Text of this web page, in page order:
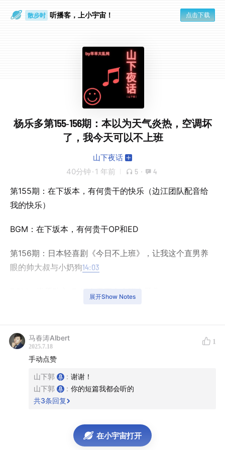
散步时 听播客，上小宇宙！ 点击下载
杨乐多第155-156期：本以为天气炎热，空调坏
了，我今天可以不上班
山下夜话
40分钟 · 1 年前 5 · 4
第155期：在下坂本，有何贵干的快乐（边江团队配音给
我的快乐）
BGM：在下坂本，有何贵干OP和ED
第156期：日本轻喜剧《今日不上班》，让我这个直男养
眼的帅大叔与小奶狗14:03
BGM：槇原敬之-Fall(今天不去上班主题曲）
展开Show Notes
马春涛Albert
2025.7.18
1
手动点赞
山下郭 : 谢谢！
山下郭
: 你的短篇我都会听的
共3条回复
在小宇宙打开